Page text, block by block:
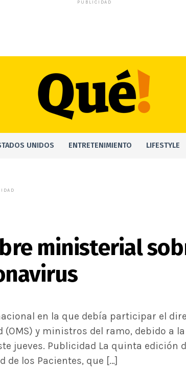
PUBLICIDAD
UNIDOS ENTRETENIMIENTO LIFESTYLE
ministerial
en la que debía participar el
y ministros del ramo, debido a la
jueves. Publicidad La quinta edición
los Pacientes, que […]